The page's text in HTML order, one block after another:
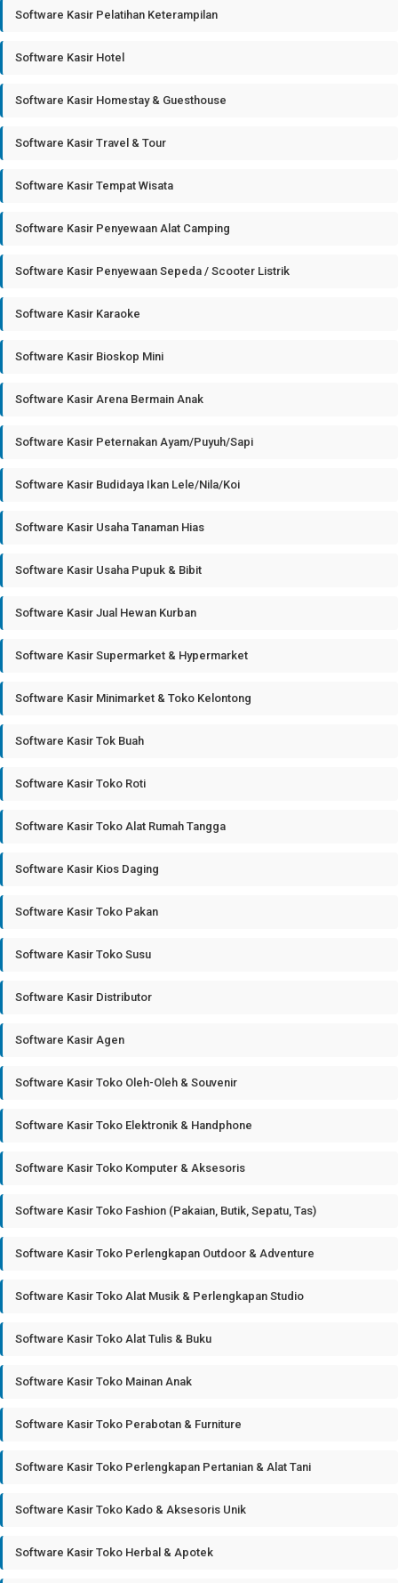
Software Kasir Pelatihan Keterampilan
Software Kasir Hotel
Software Kasir Homestay & Guesthouse
Software Kasir Travel & Tour
Software Kasir Tempat Wisata
Software Kasir Penyewaan Alat Camping
Software Kasir Penyewaan Sepeda / Scooter Listrik
Software Kasir Karaoke
Software Kasir Bioskop Mini
Software Kasir Arena Bermain Anak
Software Kasir Peternakan Ayam/Puyuh/Sapi
Software Kasir Budidaya Ikan Lele/Nila/Koi
Software Kasir Usaha Tanaman Hias
Software Kasir Usaha Pupuk & Bibit
Software Kasir Jual Hewan Kurban
Software Kasir Supermarket & Hypermarket
Software Kasir Minimarket & Toko Kelontong
Software Kasir Tok Buah
Software Kasir Toko Roti
Software Kasir Toko Alat Rumah Tangga
Software Kasir Kios Daging
Software Kasir Toko Pakan
Software Kasir Toko Susu
Software Kasir Distributor
Software Kasir Agen
Software Kasir Toko Oleh-Oleh & Souvenir
Software Kasir Toko Elektronik & Handphone
Software Kasir Toko Komputer & Aksesoris
Software Kasir Toko Fashion (Pakaian, Butik, Sepatu, Tas)
Software Kasir Toko Perlengkapan Outdoor & Adventure
Software Kasir Toko Alat Musik & Perlengkapan Studio
Software Kasir Toko Alat Tulis & Buku
Software Kasir Toko Mainan Anak
Software Kasir Toko Perabotan & Furniture
Software Kasir Toko Perlengkapan Pertanian & Alat Tani
Software Kasir Toko Kado & Aksesoris Unik
Software Kasir Toko Herbal & Apotek